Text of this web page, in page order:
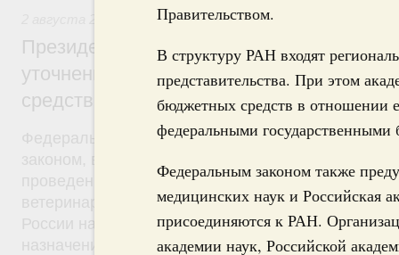
Правительством.
В структуру РАН входят
представительства. При этом
бюджетных средств в отношении
федеральными
Федеральным законом также
медицинских наук и Российская
присоединяются к РАН.
академии наук, Российской
Оборот лекарств, медицинских изделий и
Президент России подписал
уточнении норм, касающихся
средств для ветеринарного применения
Федеральный закон от 2 августа 2019 года
проведение контрольной закупки
ветеринарного применения, находящихся в
России наделяется полномочиями по
назначения лекарственных препаратов для